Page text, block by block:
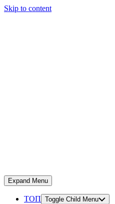
Skip to content
Expand Menu
ТОП Toggle Child Menu